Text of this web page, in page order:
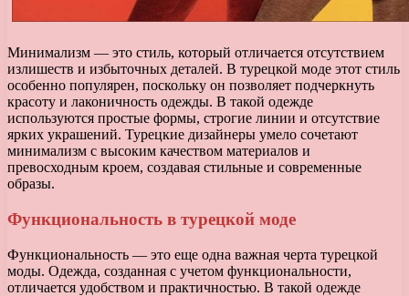
Минимализм — это стиль, который отличается отсутствием
излишеств и избыточных деталей. В турецкой моде этот стиль
особенно популярен, поскольку он позволяет подчеркнуть
красоту и лаконичность одежды. В такой одежде
используются простые формы, строгие линии и отсутствие
ярких украшений. Турецкие дизайнеры умело сочетают
минимализм с высоким качеством материалов и
превосходным кроем, создавая стильные и современные
образы.
Функциональность в турецкой моде
Функциональность — это еще одна важная черта турецкой
моды. Одежда, созданная с учетом функциональности,
отличается удобством и практичностью. В такой одежде